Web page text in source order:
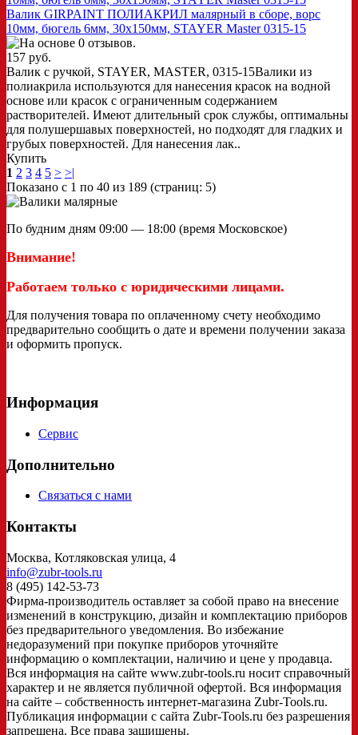
Валик GIRPAINT ПОЛИАКРИЛ малярный в сборе, ворс
10мм, бюгель 6мм, 30х150мм, STAYER Master 0315-15
157 руб.
Валик с ручкой, STAYER, MASTER, 0315-15Валики из
полиакрила используются для нанесения красок на водной
основе или красок с ограниченным содержанием
растворителей. Имеют длительный срок службы, оптимальны
для полушершавых поверхностей, но подходят для гладких и
грубых поверхностей. Для нанесения лак..
Купить
1 2 3 4 5 > >|
Показано с 1 по 40 из 189 (страниц: 5)
По будним дням 09:00 — 18:00 (время Московское)
Внимание!
Работаем только с юридическими лицами.
Для получения товара по оплаченному счету необходимо
предварительно сообщить о дате и времени получении заказа
и оформить пропуск.
Информация
Сервис
Дополнительно
Связаться с нами
Контакты
Москва, Котляковская улица, 4
info@zubr-tools.ru
8 (495) 142-53-73
Фирма-производитель оставляет за собой право на внесение
изменений в конструкцию, дизайн и комплектацию приборов
без предварительного уведомления. Во избежание
недоразумений при покупке приборов уточняйте
информацию о комплектации, наличию и цене у продавца.
Вся информация на сайте www.zubr-tools.ru носит справочный
характер и не является публичной офертой. Вся информация
на сайте – собственность интернет-магазина Zubr-Tools.ru.
Публикация информации с сайта Zubr-Tools.ru без разрешения
запрещена. Все права защищены.